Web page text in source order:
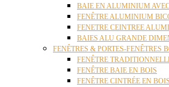
BAIE EN ALUMINIUM
FENÊTRE ALUMINIUM
FENETRE CEINTREE
BAIES ALU GRANDE
FENÊTRES & PORTES-FENÊTRES
FENÊTRE
FENÊTRE BAIE EN BOIS
FENÊTRE CINTRÉE EN BOIS